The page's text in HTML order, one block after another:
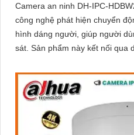
Camera an ninh DH-IPC-
công nghệ phát hiện chuyển
hình dáng người, giúp người
sát. Sản phẩm này kết nối qua dây mạng, có khả năng báo